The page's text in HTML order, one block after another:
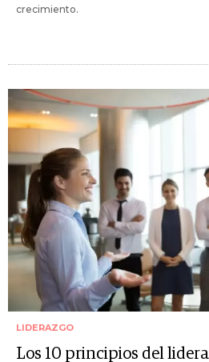
crecimiento.
LIDERAZGO
Los 10 principios del